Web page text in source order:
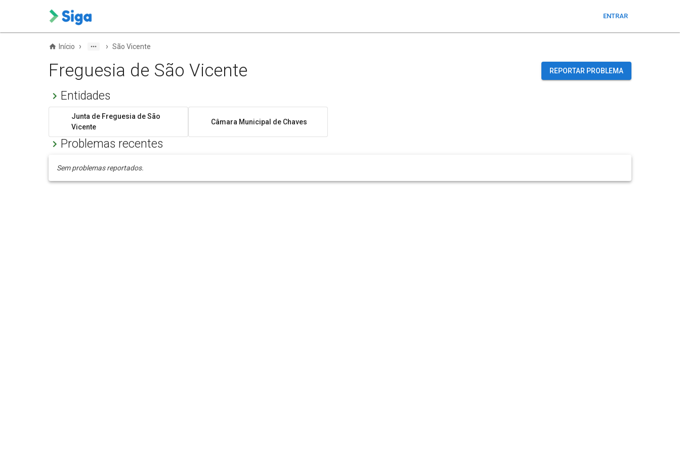
ENTRAR
Início › › São Vicente
Freguesia de São Vicente REPORTAR PROBLEMA
Entidades
Junta de Freguesia de São
Vicente
Câmara Municipal de Chaves
Problemas recentes
Sem problemas reportados.